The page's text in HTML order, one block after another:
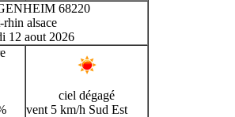
68220
rhin alsace
12 aout 2026
ciel dégagé
vent 5 km/h Sud Est